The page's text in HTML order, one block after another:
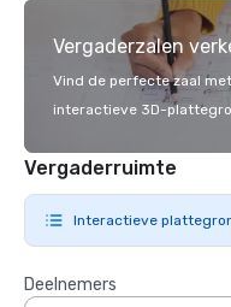
Vergaderzalen
Vind de perfecte zaal
interactieve 3D-
Vergaderruimte
Interactieve
Deelnemers